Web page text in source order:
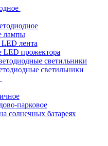
лампы
лента
LED прожектора
светильники
светильники
парковое
солнечных батареях